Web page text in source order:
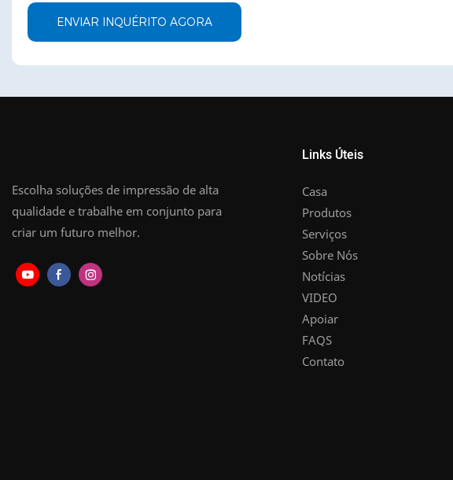
ENVIAR INQUÉRITO AGORA
Escolha soluções de impressão de alta
qualidade e trabalhe em conjunto para
criar um futuro melhor.
Links Úteis
Casa
Produtos
Serviços
Sobre Nós
Notícias
VIDEO
Apoiar
FAQS
Contato